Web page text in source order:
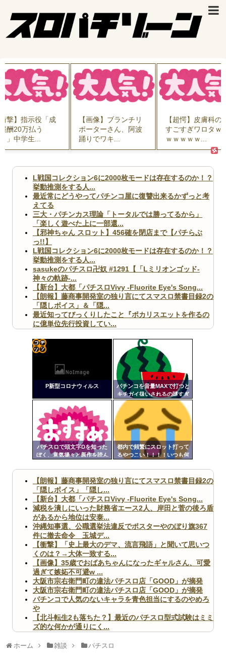
撃】指示役「成
酬20万払う
」中学生...
【画像】ブランチリ
ポーターさん、阿波
踊りでワキ...
【超愕】皮膚科の
すごすぎワロタｗ
ｗｗｗｗｗ...
L戦国コレクション6に2000枚モードは存在するのか！？
挙動推測をする人...
最近常にどうやってパチンコ屋に復讐出来るかずっと考
えてる
三大・パチンカス理論「トータルでは勝ってるから」
「楽しく遊べた上に一部還...
【邪神ちゃん スロット】456確を閉店まで【パチらぶ
っ!!】
L戦国コレクション6に2000枚モードは存在するのか！？
挙動推測をする人...
sasukeのパチスロ卍奴 #1291【「Lミリオンゴッド-
神々の軌跡-...
【新台】大都「パチスロVivy -Fluorite Eye's Song...
【朗報】藤商事開発室の独り言にてスマスロ禁書目録2の
「隠しボイス」＆「隠...
最近知ってびっくりしたこと『ポカリスエットを作るの
に億単位先行投資してい...
ますｗ」←これどうす...
【閲覧注意】俺が近くにいると機械が壊れるんだけどさ
【画像】ペプシコーラ社、「こういうのでいいんだよ」
な新商品を発売
Powered by livedoor 相互RSS
P新型コロナウィルス
パチンコを音量MAXで打つと
キチガイ扱いされるの謎すぎ
るんですけども
パチスロで頭文字Dを知った
ぼく、意気揚々と原作を読ん
活してて困惑
都内で頻繁にスロット打って
るやつこい！！！！いつも何
ンク
自動
更新
ツー
【朗報】藤商事開発室の独り言にてスマスロ禁書目録2の
「隠しボイス」「隠し...
【新台】大都「パチスロVivy -Fluorite Eye's Song...
減税を潰しにいった財務省エース2人、岸田と菅の後ろ盾
があるから地位は安泰...
沖縄知事選、公職選挙法違反でポスターやのぼり旗367
件に撤去命令 玉城デ...
【衝撃】「史上最大のデマ、流言飛語」と聞いて思いつ
くのは？→大体一致する...
【画像】35歳でおばあちゃんになったギャルさん、可愛
過ぎて嫉妬不可避w ...
大阪市宗右衛門町の違法パチスロ店「GOOD」が摘発
大阪市宗右衛門町の違法パチスロ店「GOOD」が摘発
パチンコで人気のないキャラを青色担当にするのやめろ
や
【北斗転生2も落ちた？】最近のパチスロ型式試験はミミ
ズ的な何かが通りにく...
いヤバいか教えて？...
ホーム 雑談 パチスロ